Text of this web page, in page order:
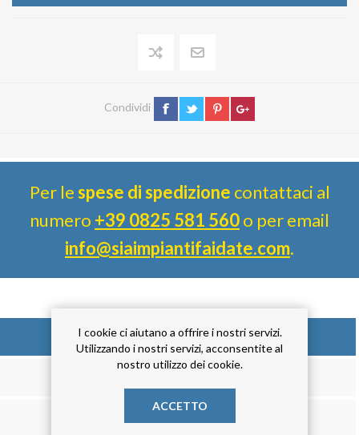
Condividi
Per lespese di spedizione contattaci al
numero +39 0825 581 560o per email
info@siaimpiantifaidate.com.
DESCRIZIONE
I cookie ci aiutano a offrire i nostri servizi.
Utilizzando i nostri servizi, acconsentite al
nostro utilizzo dei cookie.
ACCETTO